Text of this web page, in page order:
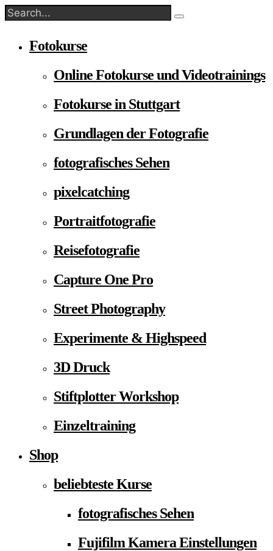
Fotokurse
Online Fotokurse und Videotrainings
Fotokurse in Stuttgart
Grundlagen der Fotografie
fotografisches Sehen
pixelcatching
Portraitfotografie
Reisefotografie
Capture One Pro
Street Photography
Experimente & Highspeed
3D Druck
Stiftplotter Workshop
Einzeltraining
Shop
beliebteste Kurse
fotografisches Sehen
Fujifilm Kamera Einstellungen